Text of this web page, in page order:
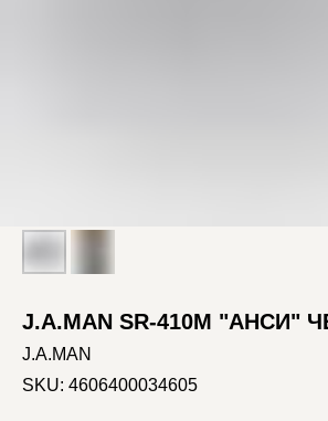
J.A.MAN SR-410M "АНСИ"
J.A.MAN
SKU: 4606400034605